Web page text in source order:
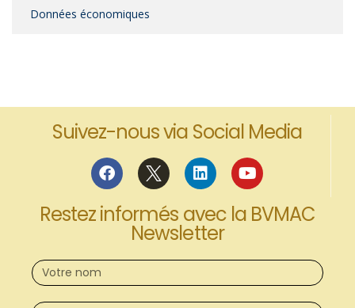
Données économiques
Suivez-nous via Social Media
Restez informés avec la BVMAC
Newsletter